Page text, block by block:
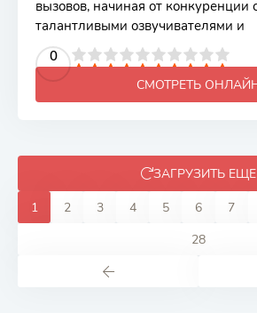
вызовов, начиная от конкуренции
талантливыми озвучивателями и
0
4 5 6 7 8 9 10
СМОТРЕТЬ
ЗАГРУЗИТЬ ЕЩЕ
1
2 3 4 5 6 7
28